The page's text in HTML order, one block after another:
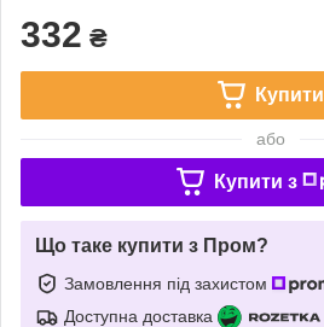
332 ₴
Купити
або
Купити з
Що таке купити з Пром?
Замовлення під захистом
Доступна доставка